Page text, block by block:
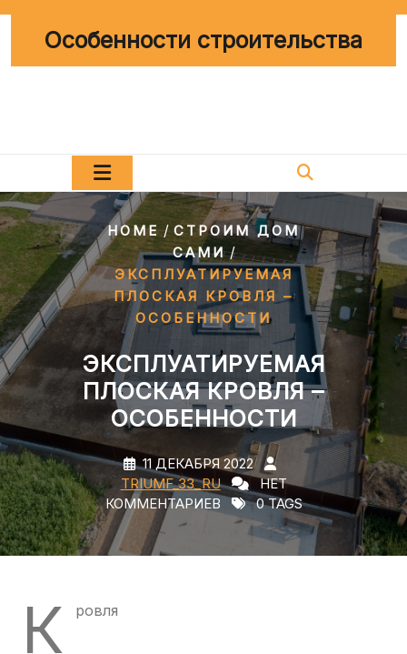
Перейти
содержимому
Особенности строительства
HOME/ СТРОИМ ДОМ
САМИ/
ЭКСПЛУАТИРУЕМАЯ
ПЛОСКАЯ КРОВЛЯ –
ОСОБЕННОСТИ
ЭКСПЛУАТИРУЕМАЯ
ПЛОСКАЯ КРОВЛЯ –
ОСОБЕННОСТИ
11 ДЕКАБРЯ 2022
TRIUMF_33_RU
НЕТ
КОММЕНТАРИЕВ
0 TAGS
К ровля